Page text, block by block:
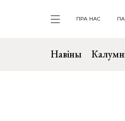
ПРА НАС
Навіны